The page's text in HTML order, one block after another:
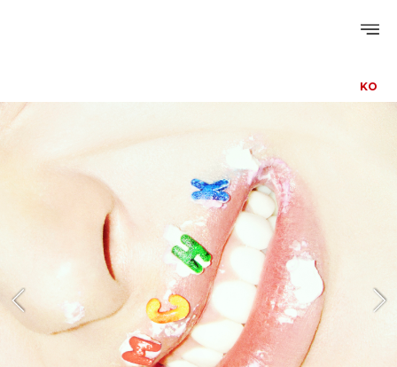
PROFILE
DISCOGRAPHY
GALLERY
VIDEO
NOTICE
SCHEDULE
KO